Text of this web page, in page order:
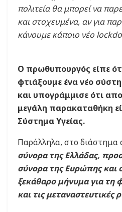
πολιτεία θα μπορεί να
και στοχευμένα, αν για
κάνουμε κάποιο νέο
Ο πρωθυπουργός είπε
φτιάξουμε ένα νέο
και υπογράμμισε ότι
μεγάλη παρακαταθήκη
Σύστημα Υγείας.
Παράλληλα, στο διάστημα
σύνορα της Ελλάδας,
σύνορα της Ευρώπης και
ξεκάθαρο μήνυμα για τη
και τις μεταναστευτικές